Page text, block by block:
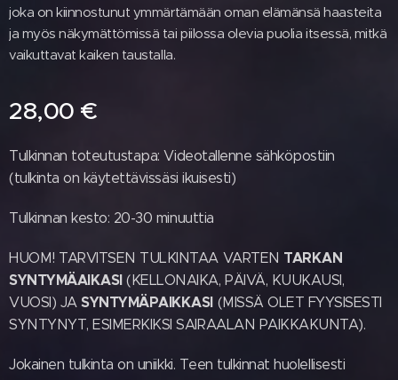
joka on kiinnostunut ymmärtämään oman elämänsä haasteita
ja myös näkymättömissä tai piilossa olevia puolia itsessä, mitkä
vaikuttavat kaiken taustalla.
28,00 €
Tulkinnan toteutustapa: Videotallenne sähköpostiin
(tulkinta on käytettävissäsi ikuisesti)
Tulkinnan kesto: 20-30 minuuttia
HUOM! TARVITSEN TULKINTAA VARTEN TARKAN
SYNTYMÄAIKASI(KELLONAIKA, PÄIVÄ, KUUKAUSI,
VUOSI) JASYNTYMÄPAIKKASI (MISSÄ OLET FYYSISESTI
SYNTYNYT, ESIMERKIKSI SAIRAALAN PAIKKAKUNTA).
Jokainen tulkinta on uniikki. Teen tulkinnat huolellisesti